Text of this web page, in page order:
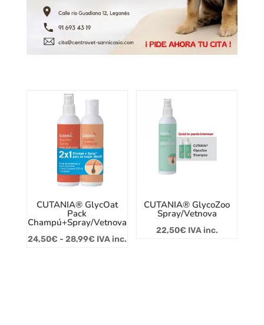
CUTANIA® GlycOat
Pack
Champú+Spray/Vetnova
24,50€ - 28,99€Rango
IVA inc.
CUTANIA® GlycoZoo
Spray/Vetnova
22,50€ IVA inc.